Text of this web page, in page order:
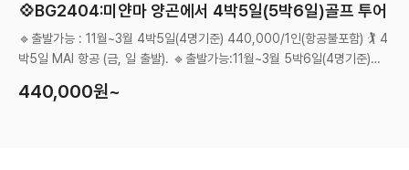
💠BG2404:미얀마 양곤에서 4박5일(5박6일)골프 투어
🔹출발가능 : 11월~3월 4박5일(4명기준) 440,000/1인(항공불포함) 🏌️ 4
박5일 MAI 항공 (금, 일 출발). 🔹출발가능:11월~3월 5박6일(4명기준)
440,000원~